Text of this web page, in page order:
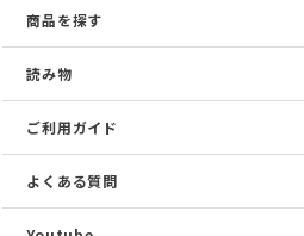
商品を探す
読み物
ご利用ガイド
よくある質問